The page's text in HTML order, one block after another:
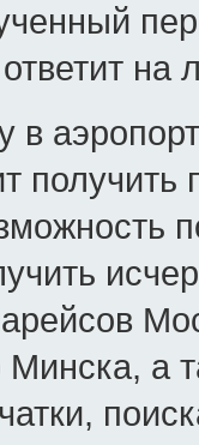
ответит
получить
а